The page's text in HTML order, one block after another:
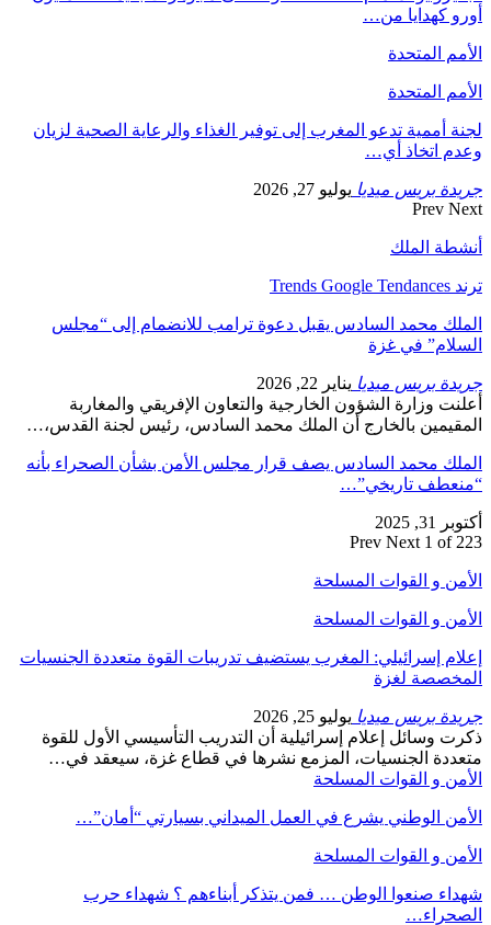
أورو كهدايا من…
الأمم المتحدة
الأمم المتحدة
لجنة أممية تدعو المغرب إلى توفير الغذاء والرعاية الصحية لزيان
وعدم اتخاذ أي…
جريدة بريس ميديا يوليو 27, 2026
Prev Next
أنشطة الملك
ترند Trends Google Tendances
الملك محمد السادس يقبل دعوة ترامب للانضمام إلى “مجلس
السلام” في غزة
جريدة بريس ميديا يناير 22, 2026
أعلنت وزارة الشؤون الخارجية والتعاون الإفريقي والمغاربة
المقيمين بالخارج أن الملك محمد السادس، رئيس لجنة القدس،…
الملك محمد السادس يصف قرار مجلس الأمن بشأن الصحراء بأنه
“منعطف تاريخي”…
أكتوبر 31, 2025
Prev Next 1 of 223
الأمن و القوات المسلحة
الأمن و القوات المسلحة
إعلام إسرائيلي: المغرب يستضيف تدريبات القوة متعددة الجنسيات
المخصصة لغزة
جريدة بريس ميديا يوليو 25, 2026
ذكرت وسائل إعلام إسرائيلية أن التدريب التأسيسي الأول للقوة
متعددة الجنسيات، المزمع نشرها في قطاع غزة، سيعقد في…
الأمن و القوات المسلحة
الأمن الوطني يشرع في العمل الميداني بسيارتي “أمان”…
الأمن و القوات المسلحة
شهداء صنعوا الوطن … فمن يتذكر أبناءهم ؟ شهداء حرب
الصحراء…